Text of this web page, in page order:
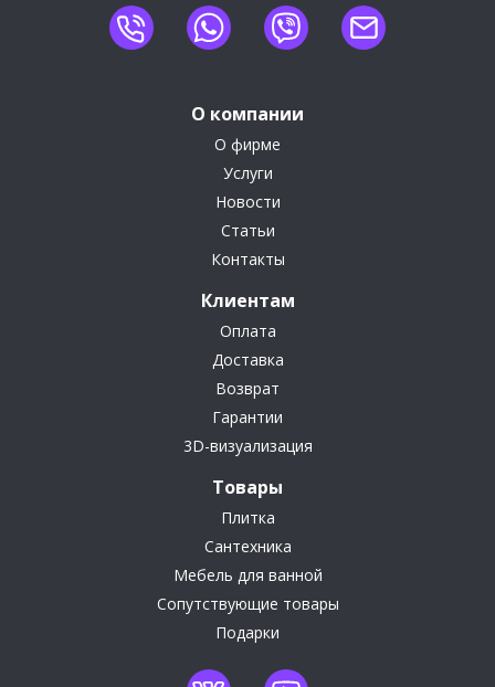
О компании
О фирме
Услуги
Новости
Статьи
Контакты
Клиентам
Оплата
Доставка
Возврат
Гарантии
3D-визуализация
Товары
Плитка
Сантехника
Мебель для ванной
Сопутствующие товары
Подарки